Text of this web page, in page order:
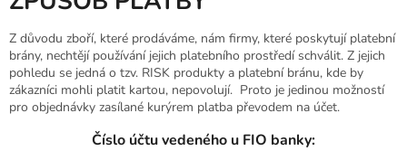
Z důvodu zboří, které prodáváme, nám firmy, které poskytují platební
brány, nechtějí používání jejich platebního prostředí schválit. Z jejich
pohledu se jedná o tzv. RISK produkty a platební bránu, kde by
zákazníci mohli platit kartou, nepovolují. Proto je jedinou možností
pro objednávky zasílané kurýrem platba převodem na účet.
Číslo účtu vedeného u FIO banky: